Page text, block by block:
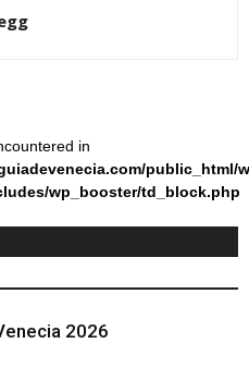
in
public_html/
wp_booster/td_block.php
2026